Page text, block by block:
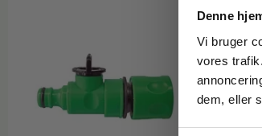
Denne
Vi bruger
vores
dem, eller